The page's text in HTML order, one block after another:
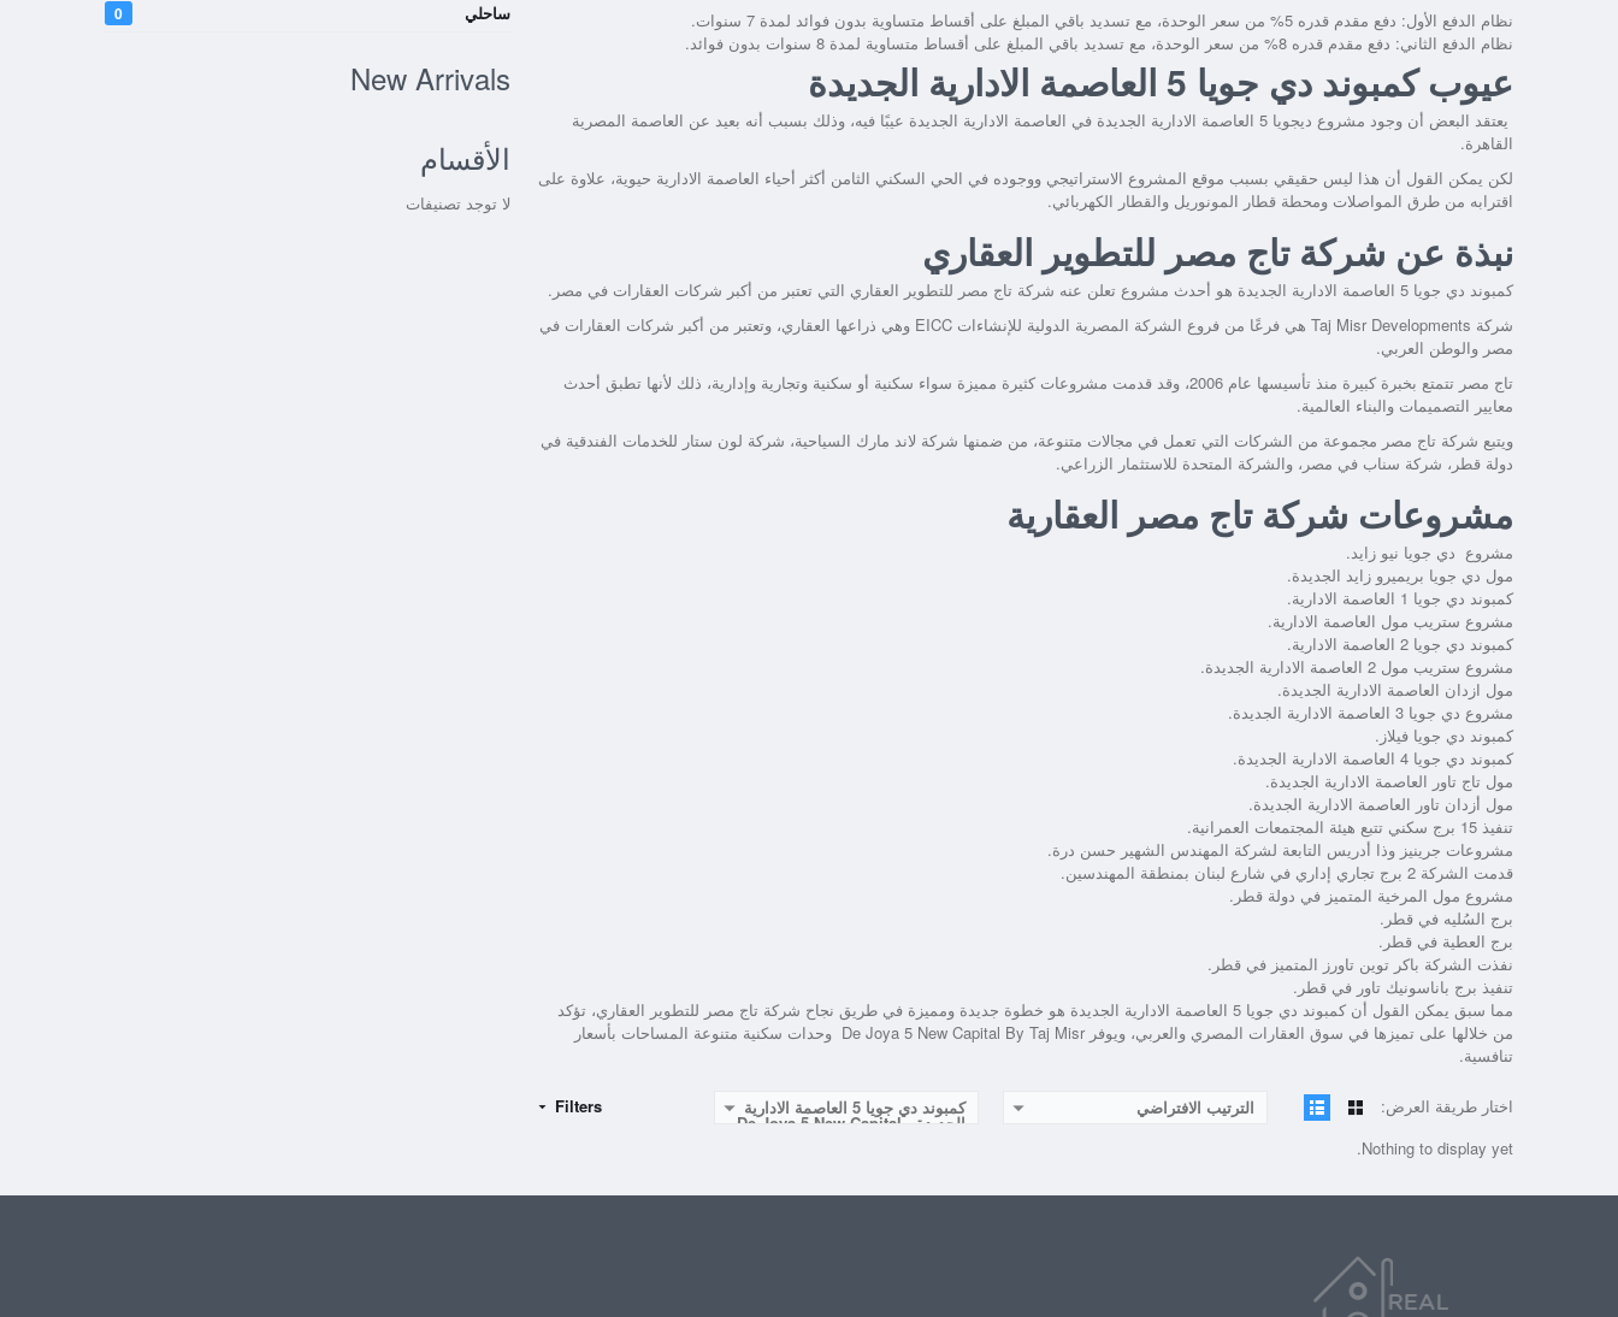
نظام الدفع الأول: دفع مقدم قدره 5% من سعر الوحدة، مع تسديد باقي المبلغ على أقساط متساوية بدون فوائد لمدة 7 سنوات.
نظام الدفع الثاني: دفع مقدم قدره 8% من سعر الوحدة، مع تسديد باقي المبلغ على أقساط متساوية لمدة 8 سنوات بدون فوائد.
عيوب كمبوند دي جويا 5 العاصمة الادارية الجديدة
يعتقد البعض أن وجود مشروع ديجويا 5 العاصمة الادارية الجديدة
في العاصمة الادارية الجديدة عيبًا فيه، وذلك بسبب أنه بعيد عن العاصمة المصرية
القاهرة.
لكن يمكن القول أن هذا ليس حقيقي بسبب موقع المشروع الاستراتيجي ووجوده في الحي السكني الثامن أكثر أحياء العاصمة الادارية حيوية، علاوة على
اقترابه من طرق المواصلات ومحطة قطار المونوريل والقطار الكهربائي.
نبذة عن شركة تاج مصر للتطوير العقاري
كمبوند دي جويا 5 العاصمة الادارية الجديدة
هو أحدث مشروع تعلن عنه شركة تاج مصر للتطوير العقاري التي تعتبر من أكبر شركات العقارات في مصر.
شركة Taj Misr Developments هي فرعًا من فروع الشركة المصرية الدولية للإنشاءات EICC وهي ذراعها العقاري، وتعتبر من أكبر شركات العقارات في
مصر والوطن العربي.
تاج مصر تتمتع بخبرة كبيرة منذ تأسيسها عام 2006، وقد قدمت مشروعات كثيرة مميزة سواء سكنية أو سكنية وتجارية وإدارية، ذلك لأنها تطبق أحدث
معايير التصميمات والبناء العالمية.
ويتبع شركة تاج مصر مجموعة من الشركات التي تعمل في مجالات متنوعة، من ضمنها شركة لاند مارك السياحية، شركة لون ستار للخدمات الفندقية في
دولة قطر، شركة سناب في مصر، والشركة المتحدة للاستثمار الزراعي.
مشروعات شركة تاج مصر العقارية
مشروع دي جويا نيو زايد.
مول دي جويا بريميرو زايد الجديدة.
كمبوند دي جويا 1 العاصمة الادارية.
مشروع ستريب مول العاصمة الادارية.
كمبوند دي جويا 2 العاصمة الادارية.
مشروع ستريب مول 2 العاصمة الادارية الجديدة.
مول ازدان العاصمة الادارية الجديدة.
مشروع دي جويا 3 العاصمة الادارية الجديدة.
كمبوند دي جويا فيلاز.
كمبوند دي جويا 4 العاصمة الادارية الجديدة.
مول تاج تاور العاصمة الادارية الجديدة.
مول أزدان تاور العاصمة الادارية الجديدة.
تنفيذ 15 برج سكني تتبع هيئة المجتمعات العمرانية.
مشروعات جرينيز وذا أدريس التابعة لشركة المهندس الشهير حسن درة.
قدمت الشركة 2 برج تجاري إداري في شارع لبنان بمنطقة المهندسين.
مشروع مول المرخية المتميز في دولة قطر.
برج السُليه في قطر.
برج العطية في قطر.
نفذت الشركة باكر توين تاورز المتميز في قطر.
تنفيذ برج باناسونيك تاور في قطر.
مما سبق يمكن القول أن كمبوند دي جويا 5 العاصمة الادارية الجديدة
هو خطوة جديدة ومميزة في طريق نجاح شركة تاج مصر للتطوير العقاري، تؤكد
من خلالها على تميزها في سوق العقارات المصري والعربي، ويوفر De Joya 5 New Capital By Taj Misr وحدات سكنية متنوعة المساحات بأسعار
تنافسية.
اختار طريقة العرض: الترتيب الافتراضي كمبوند دي جويا 5 العاصمة الادارية
الجديدة - De Joya 5 New Capital
Filters
Nothing to display yet.
ساحلي 0
New Arrivals
الأقسام
لا توجد تصنيفات